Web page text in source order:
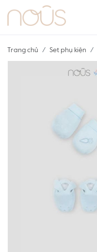
Trang chủ Set phụ kiện